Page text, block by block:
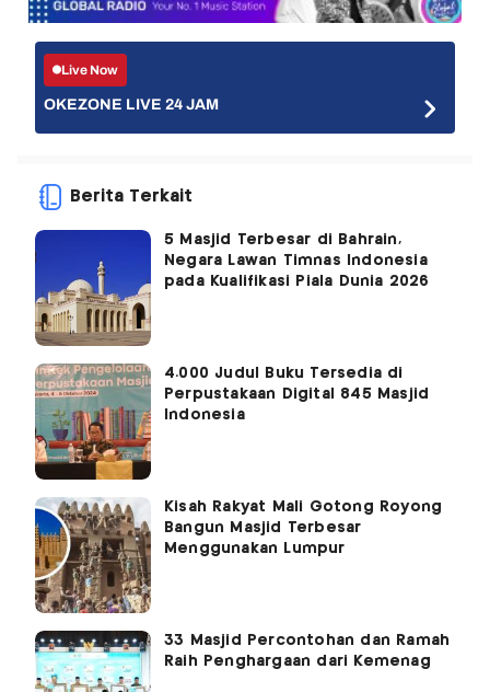
Live Now
OKEZONE LIVE 24 JAM
Berita Terkait
5 Masjid Terbesar di Bahrain,
Negara Lawan Timnas Indonesia
pada Kualifikasi Piala Dunia 2026
4.000 Judul Buku Tersedia di
Perpustakaan Digital 845 Masjid
Indonesia
Kisah Rakyat Mali Gotong Royong
Bangun Masjid Terbesar
Menggunakan Lumpur
33 Masjid Percontohan dan Ramah
Raih Penghargaan dari Kemenag